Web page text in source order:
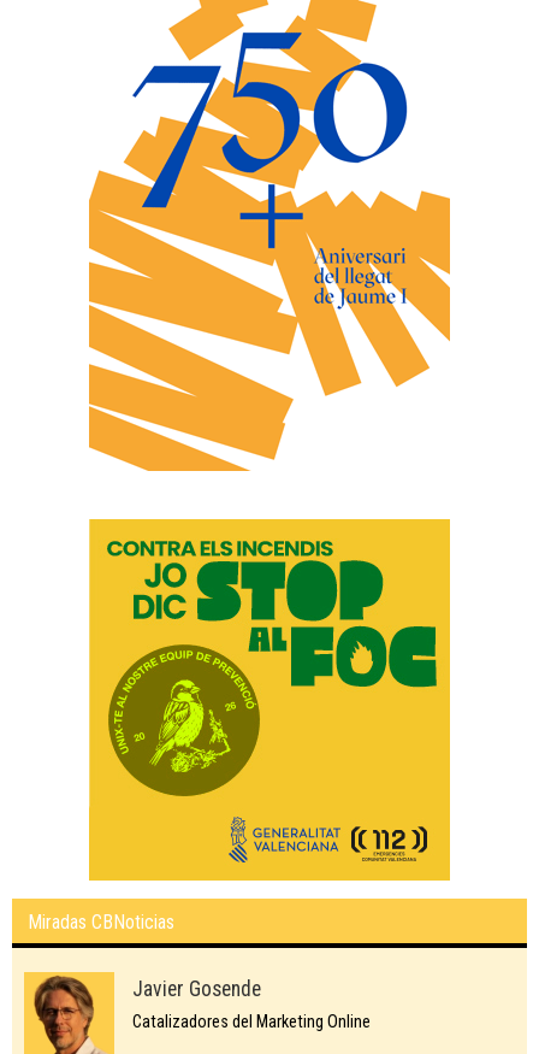
Miradas CBNoticias
Javier Gosende
Catalizadores del Marketing Online